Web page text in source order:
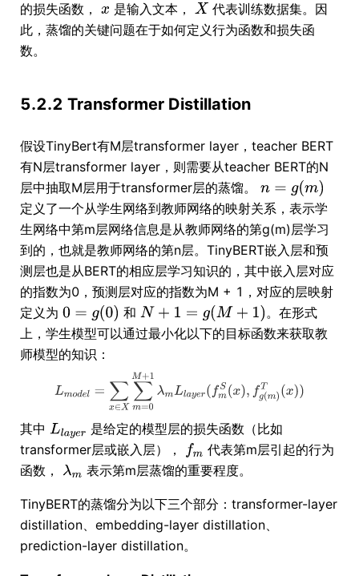
的损失函数，
是输入文本，
代表训练数据集。因
此，蒸馏的关键问题在于如何定义行为函数和损失函
数。
5.2.2 Transformer Distillation
假设TinyBert有M层transformer layer，teacher BERT
有N层transformer layer，则需要从teacher BERT的N
层中抽取M层用于transformer层的蒸馏。
定义了一个从学生网络到教师网络的映射关系，表示学
生网络中第m层网络信息是从教师网络的第g(m)层学习
到的，也就是教师网络的第n层。TinyBERT嵌入层和预
测层也是从BERT的相应层学习知识的，其中嵌入层对应
的指数为0，预测层对应的指数为M + 1，对应的层映射
定义为
和
。在形式
上，学生模型可以通过最小化以下的目标函数来获取教
师模型的知识：
其中
是给定的模型层的损失函数（比如
transformer层或嵌入层），
代表第m层引起的行为
函数，
表示第m层蒸馏的重要程度。
TinyBERT的蒸馏分为以下三个部分：transformer-layer
distillation、embedding-layer distillation、
prediction-layer distillation。